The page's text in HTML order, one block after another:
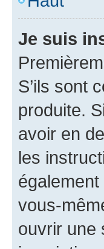
Je suis
S’ils sont
produite.
avoir en
les
vous-
ouvrir une